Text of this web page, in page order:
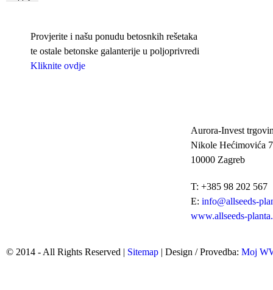
Provjerite i našu ponudu betosnkih rešetaka
te ostale betonske galanterije u poljoprivredi
Kliknite ovdje
Aurora-Invest
Nikole Hećimovića 7
10000 Zagreb
T: +385 98 202 567
E: info@allseeds-
www.allseeds-
© 2014 - All Rights Reserved | Sitemap | Design / Provedba: Moj